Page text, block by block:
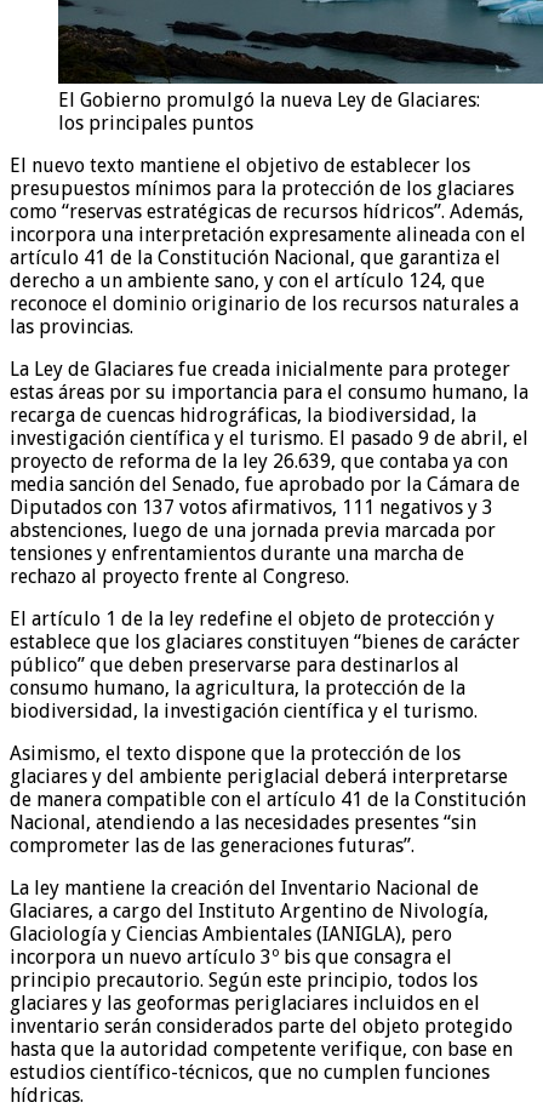
El Gobierno promulgó la nueva Ley de Glaciares:
los principales puntos
El nuevo texto mantiene el objetivo de establecer los
presupuestos mínimos para la protección de los glaciares
como “reservas estratégicas de recursos hídricos”. Además,
incorpora una interpretación expresamente alineada con el
artículo 41 de la Constitución Nacional, que garantiza el
derecho a un ambiente sano, y con el artículo 124, que
reconoce el dominio originario de los recursos naturales a
las provincias.
La Ley de Glaciares fue creada inicialmente para proteger
estas áreas por su importancia para el consumo humano, la
recarga de cuencas hidrográficas, la biodiversidad, la
investigación científica y el turismo. El pasado 9 de abril, el
proyecto de reforma de la ley 26.639, que contaba ya con
media sanción del Senado, fue aprobado por la Cámara de
Diputados con 137 votos afirmativos, 111 negativos y 3
abstenciones, luego de una jornada previa marcada por
tensiones y enfrentamientos durante una marcha de
rechazo al proyecto frente al Congreso.
El artículo 1 de la ley redefine el objeto de protección y
establece que los glaciares constituyen “bienes de carácter
público” que deben preservarse para destinarlos al
consumo humano, la agricultura, la protección de la
biodiversidad, la investigación científica y el turismo.
Asimismo, el texto dispone que la protección de los
glaciares y del ambiente periglacial deberá interpretarse
de manera compatible con el artículo 41 de la Constitución
Nacional, atendiendo a las necesidades presentes “sin
comprometer las de las generaciones futuras”.
La ley mantiene la creación del Inventario Nacional de
Glaciares, a cargo del Instituto Argentino de Nivología,
Glaciología y Ciencias Ambientales (IANIGLA), pero
incorpora un nuevo artículo 3º bis que consagra el
principio precautorio. Según este principio, todos los
glaciares y las geoformas periglaciares incluidos en el
inventario serán considerados parte del objeto protegido
hasta que la autoridad competente verifique, con base en
estudios científico-técnicos, que no cumplen funciones
hídricas.